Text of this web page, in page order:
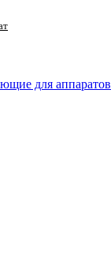
для аппаратов